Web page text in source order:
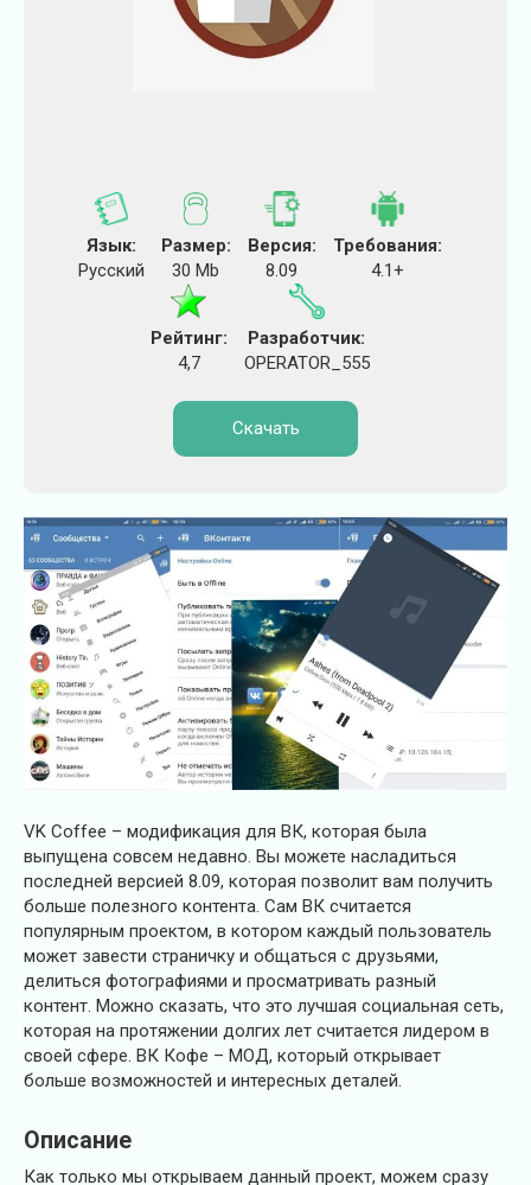
Язык:
Русский
Размер:
30 Mb
Версия:
8.09
Требования:
4.1+
Рейтинг:
4,7
Разработчик:
OPERATOR_555
Скачать
VK Coffee – модификация для ВК, которая была
выпущена совсем недавно. Вы можете насладиться
последней версией 8.09, которая позволит вам получить
больше полезного контента. Сам ВК считается
популярным проектом, в котором каждый пользователь
может завести страничку и общаться с друзьями,
делиться фотографиями и просматривать разный
контент. Можно сказать, что это лучшая социальная сеть,
которая на протяжении долгих лет считается лидером в
своей сфере. ВК Кофе – МОД, который открывает
больше возможностей и интересных деталей.
Описание
Как только мы открываем данный проект, можем сразу